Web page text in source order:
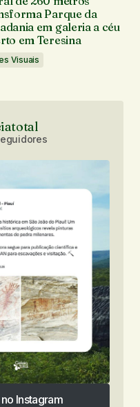
Parque da
em galeria a céu
em Teresina
Visuais
Instagram